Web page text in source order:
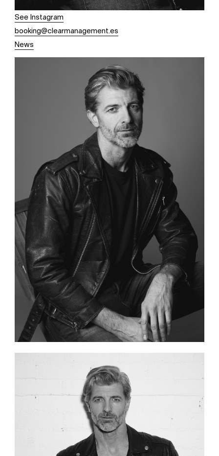
See Instagram
booking@clearmanagement.es
News